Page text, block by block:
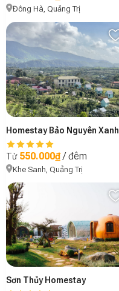
Đông Hà, Quảng Trị
Homestay Bảo Nguyên Xanh
Từ 550.000₫/ đêm
Khe Sanh, Quảng Trị
Sơn Thủy Homestay